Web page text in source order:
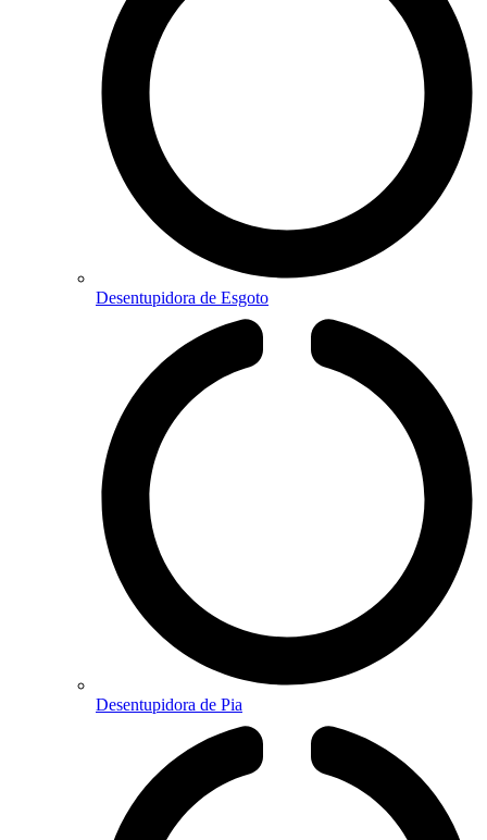
Desentupidora de Esgoto
Desentupidora de Pia